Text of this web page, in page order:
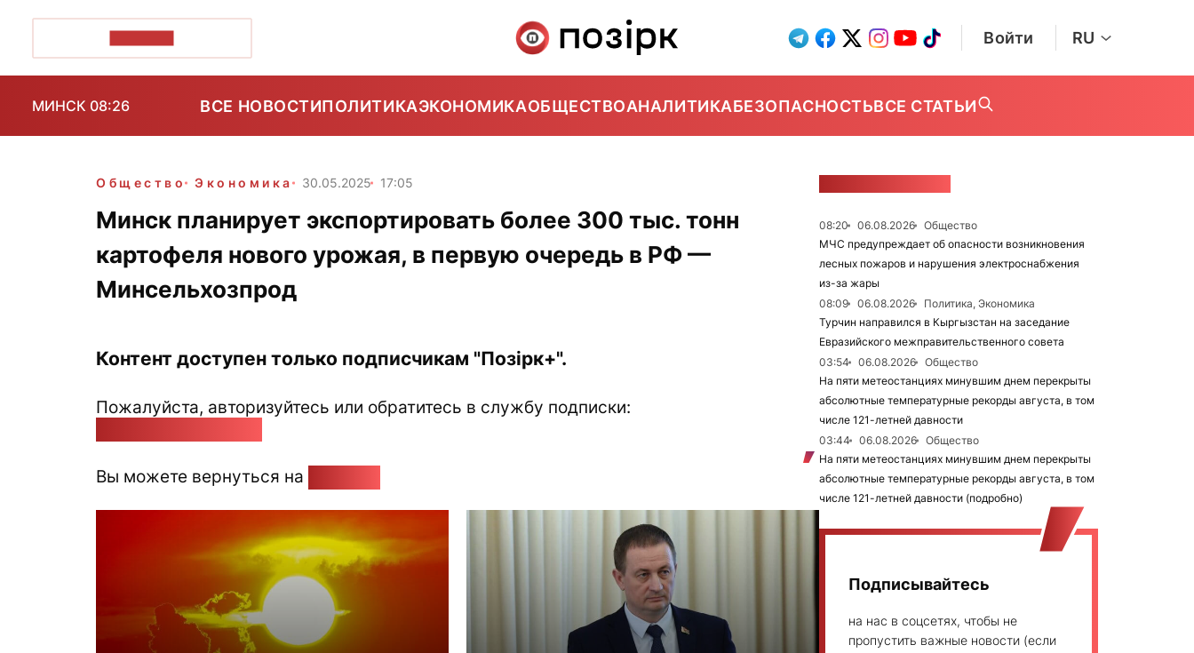
Войти RU
МИНСК 08:26 ВСЕ НОВОСТИПОЛИТИКАЭКОНОМИКАОБЩЕСТВОАНАЛИТИКАБЕЗОПАСНОСТЬВСЕ СТАТЬИ
Общество Экономика 30.05.2025 17:05
Минск планирует экспортировать более 300 тыс. тонн
картофеля нового урожая, в первую очередь в РФ —
Минсельхозпрод
Контент доступен только подписчикам "Позірк+".
Пожалуйста, авторизуйтесь или обратитесь в службу подписки:
Вы можете вернуться на
08:20 06.08.2026
Общество
МЧС предупреждает об опасности возникновения
лесных пожаров и нарушения электроснабжения
из-за жары
08:09
06.08.2026
Политика, Экономика
Турчин направился в Кыргызстан на заседание
Евразийского межправительственного совета
03:54
06.08.2026
Общество
На пяти метеостанциях минувшим днем перекрыты
абсолютные температурные рекорды августа, в том
числе 121-летней давности
03:44
06.08.2026
Общество
На пяти метеостанциях минувшим днем перекрыты
абсолютные температурные рекорды августа, в том
числе 121-летней давности (подробно)
Подписывайтесь
на нас в соцсетях, чтобы не
пропустить важные новости (если